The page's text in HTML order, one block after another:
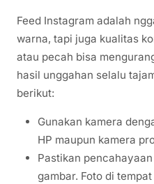
Feed Instagram adalah
warna, tapi juga kualitas
atau pecah bisa
hasil unggahan selalu
berikut:
Gunakan kamera
HP maupun kamera
Pastikan
gambar. Foto di